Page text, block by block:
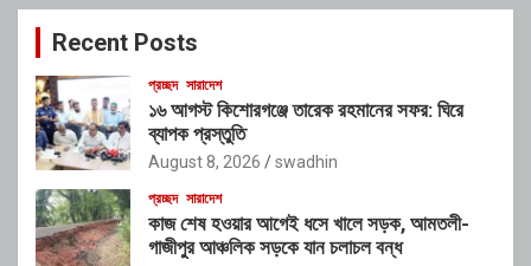
c
Recent Posts
প্রচ্ছদ সারাদেশ
১৬ আগস্ট কিশোরগঞ্জে তারেক রহমানের সফর: ঘিরে
ব্যাপক প্রস্তুতি
August 8, 2026 swadhin
প্রচ্ছদ সারাদেশ
কাজ শেষ হওয়ার আগেই ধসে খালে সড়ক, আমতলী-
গাজীপুর আঞ্চলিক সড়কে যান চলাচল বন্ধ